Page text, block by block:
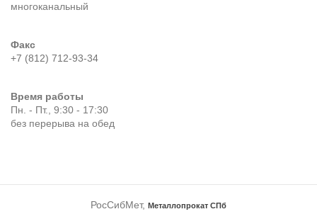
многоканальный
Факс
+7 (812) 712-93-34
Время работы
Пн. - Пт., 9:30 - 17:30
без перерыва на обед
РосСибМет, Металлопрокат СПб